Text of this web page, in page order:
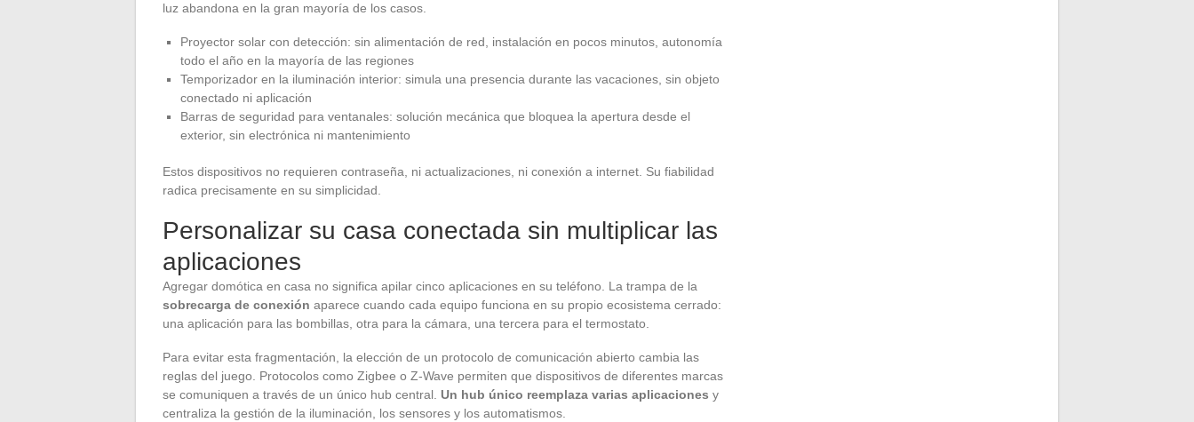
luz abandona en la gran mayoría de los casos.
Proyector solar con detección: sin alimentación de red, instalación en pocos minutos, autonomía
todo el año en la mayoría de las regiones
Temporizador en la iluminación interior: simula una presencia durante las vacaciones, sin objeto
conectado ni aplicación
Barras de seguridad para ventanales: solución mecánica que bloquea la apertura desde el
exterior, sin electrónica ni mantenimiento
Estos dispositivos no requieren contraseña, ni actualizaciones, ni conexión a internet. Su fiabilidad
radica precisamente en su simplicidad.
Personalizar su casa conectada sin multiplicar las
aplicaciones
Agregar domótica en casa no significa apilar cinco aplicaciones en su teléfono. La trampa de la
sobrecarga de conexión aparece cuando cada equipo funciona en su propio ecosistema cerrado:
una aplicación para las bombillas, otra para la cámara, una tercera para el termostato.
Para evitar esta fragmentación, la elección de un protocolo de comunicación abierto cambia las
reglas del juego. Protocolos como Zigbee o Z-Wave permiten que dispositivos de diferentes marcas
se comuniquen a través de un único hub central. Un hub único reemplaza varias aplicaciones y
centraliza la gestión de la iluminación, los sensores y los automatismos.